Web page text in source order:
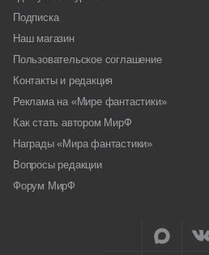
Подписка
Наш магазин
Пользовательское соглашение
Контакты и редакция
Реклама на «Мире фантастики»
Как стать автором МирФ
Награды «Мира фантастики»
Вопросы редакции
Форум МирФ